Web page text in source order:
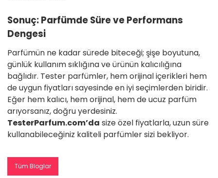
Sonuç: Parfümde Süre ve Performans
Dengesi
Parfümün ne kadar sürede biteceği; şişe boyutuna,
günlük kullanım sıklığına ve ürünün kalıcılığına
bağlıdır. Tester parfümler, hem orijinal içerikleri hem
de uygun fiyatları sayesinde en iyi seçimlerden biridir.
Eğer hem kalıcı, hem orijinal, hem de ucuz parfüm
arıyorsanız, doğru yerdesiniz.
TesterParfum.com’da size özel fiyatlarla, uzun süre
kullanabileceğiniz kaliteli parfümler sizi bekliyor.
Tüm Bloglar